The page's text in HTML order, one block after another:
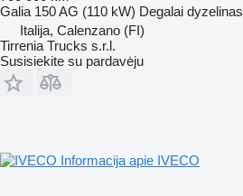
Galia 150 AG (110 kW) Degalai dyzelinas
Italija, Calenzano (FI)
Tirrenia Trucks s.r.l.
Susisiekite su pardavėju
Informacija apie IVECO